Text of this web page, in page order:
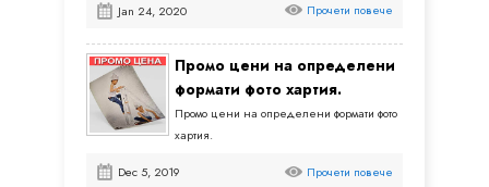
Jan 24, 2020 Прочети повече
Промо цени на определени
формати фото хартия.
Промо цени на определени формати фото
хартия.
Dec 5, 2019 Прочети повече